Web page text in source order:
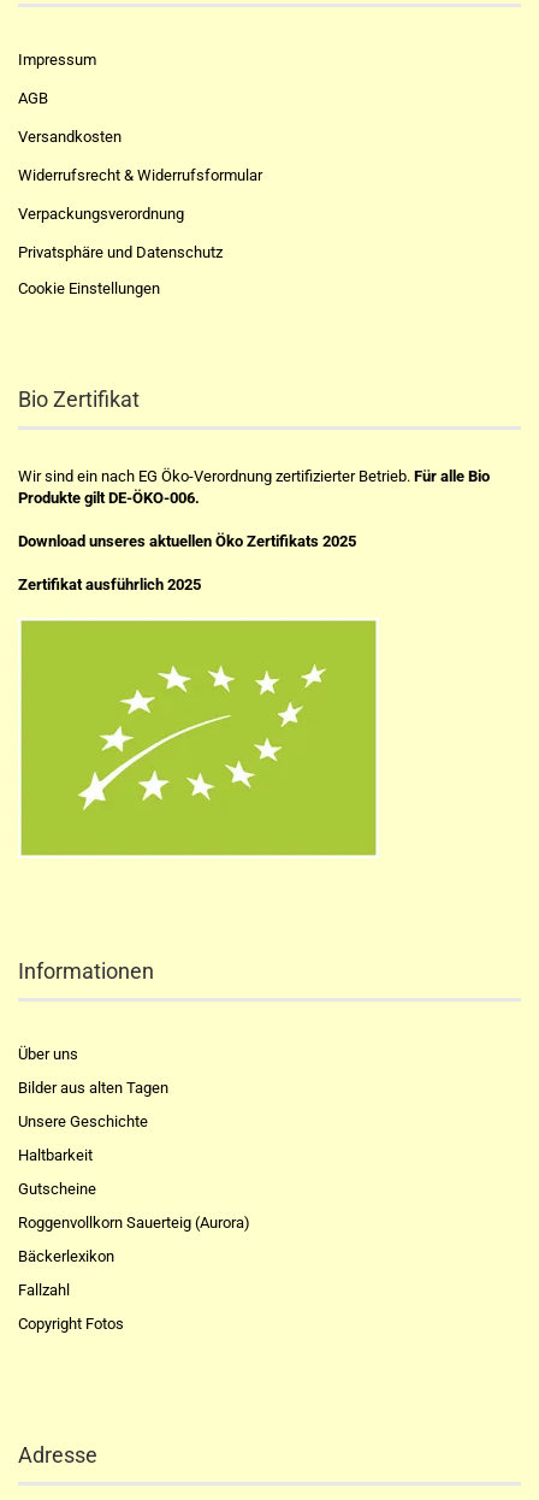
Impressum
AGB
Versandkosten
Widerrufsrecht & Widerrufsformular
Verpackungsverordnung
Privatsphäre und Datenschutz
Cookie Einstellungen
Bio Zertifikat
Wir sind ein nach EG Öko-Verordnung zertifizierter Betrieb. Für alle Bio
Produkte gilt DE-ÖKO-006.
Download unseres aktuellen Öko Zertifikats 2025
Zertifikat ausführlich 2025
Informationen
Über uns
Bilder aus alten Tagen
Unsere Geschichte
Haltbarkeit
Gutscheine
Roggenvollkorn Sauerteig (Aurora)
Bäckerlexikon
Fallzahl
Copyright Fotos
Adresse